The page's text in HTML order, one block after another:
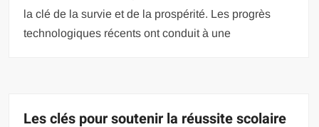
la clé de la survie et de la prospérité. Les progrès
technologiques récents ont conduit à une
Les clés pour soutenir la réussite scolaire